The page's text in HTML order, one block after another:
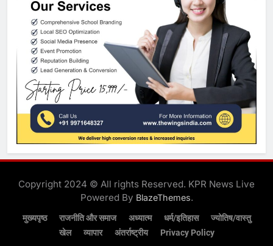
Copyright 2024 © All rights Reserved. KPR News Live
Powered By BlazeThemes.
मुख्यपृष्ठ राजनीति और समाज अध्यात्म धर्म/इतिहास
ज्योतिष/वास्तु
खेल
व्यापार अंतर्राष्ट्रीय Privacy Policy